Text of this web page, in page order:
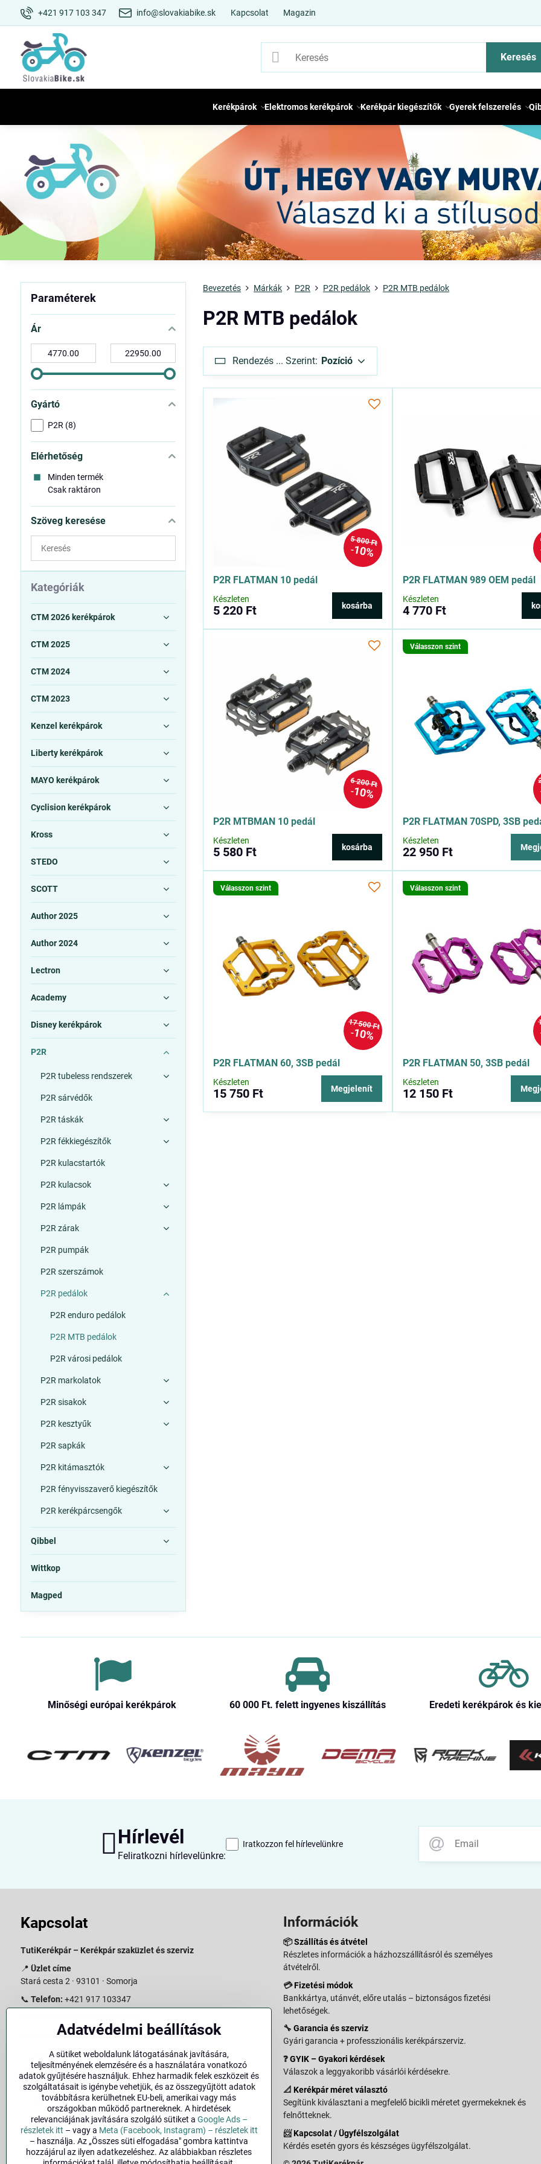
+421 917 103 347 info@slovakiabike.sk Kapcsolat Magazin
Keresés
Kerékpárok Elektromos kerékpárok Kerékpár kiegészítők Gyerek felszerelés
Bevezetés Márkák P2R P2R pedálok P2R MTB pedálok
P2R MTB pedálok
Rendezés ... Szerint: Pozíció
5 800 Ft
10%
P2R FLATMAN 10 pedál
Készleten
5 220 Ft kosárba
P2R FLATMAN 989 OEM pedál
Készleten
4 770 Ft
6 200 Ft
10%
P2R MTBMAN 10 pedál
Készleten
5 580 Ft kosárba
Válasszon szint
P2R FLATMAN 70SPD, 3SB
Készleten
22 950 Ft
17 500 Ft
10%
Válasszon szint
P2R FLATMAN 60, 3SB pedál
Készleten
15 750 Ft Megjelenít
Válasszon szint
P2R FLATMAN 50, 3SB pedál
Készleten
12 150 Ft
Paraméterek
Ár
tól:
ig:
Gyártó
P2R (8)
Elérhetőség
Minden termék
Csak raktáron
Szöveg keresése
szűrési
eredmények
teljes
szövegben
Kategóriák
CTM 2026 kerékpárok
CTM 2025
CTM 2024
CTM 2023
Kenzel kerékpárok
Liberty kerékpárok
MAYO kerékpárok
Cyclision kerékpárok
Kross
STEDO
SCOTT
Author 2025
Author 2024
Lectron
Academy
Disney kerékpárok
P2R
P2R tubeless rendszerek
P2R sárvédők
P2R táskák
P2R fékkiegészítők
P2R kulacstartók
P2R kulacsok
P2R lámpák
P2R zárak
P2R pumpák
P2R szerszámok
P2R pedálok
P2R enduro pedálok
P2R MTB pedálok
P2R városi pedálok
P2R markolatok
P2R sisakok
P2R kesztyűk
P2R sapkák
P2R kitámasztók
P2R fényvisszaverő kiegészítők
P2R kerékpárcsengők
Qibbel
Wittkop
Magped
Minőségi európai kerékpárok 60 000 Ft​. felett ingyenes kiszállítás Eredeti kerékpárok és
Hírlevél
Feliratkozni hírlevelünkre:
Iratkozzon fel hírlevelünkre
Kapcsolat
TutiKerékpár – Kerékpár szaküzlet és szerviz
📍 Üzlet címe
Stará cesta 2 · 93101 · Somorja
📞 Telefon: +421 917 103347
Nyitvatartás:
Hétfő–Péntek: 09:00–15:00
Szombat: 09:00–11:00
Vasárnap: Zárva
Bolt megtekintése a térképen(Google Maps link)
Információk
📦Szállítás és átvétel
Részletes információk a házhozszállításról és személyes
átvételről.
💳Fizetési módok
Bankkártya, utánvét, előre utalás – biztonságos fizetési
lehetőségek.
🔧 Garancia és szerviz
Gyári garancia + professzionális kerékpárszerviz.
❓GYIK – Gyakori kérdések
Válaszok a leggyakoribb vásárlói kérdésekre.
📐 Kerékpár méret választó
Segítünk kiválasztani a megfelelő bicikli méretet gyermekeknek és
felnőtteknek.
📨Kapcsolat / Ügyfélszolgálat
Kérdés esetén gyors és készséges ügyfélszolgálat.
Adatvédelmi beállítások
A sütiket weboldalunk látogatásának javítására,
teljesítményének elemzésére és a használatára vonatkozó
adatok gyűjtésére használjuk. Ehhez harmadik felek eszközeit és
szolgáltatásait is igénybe vehetjük, és az összegyűjtött adatok
továbbításra kerülhetnek EU-beli, amerikai vagy más
országokban működő partnereknek. A hirdetések
relevanciájának javítására szolgáló sütiket a Google Ads –
részletek itt – vagy a Meta (Facebook, Instagram) – részletek itt
– használja. Az „Összes süti elfogadása" gombra kattintva
hozzájárul az ilyen adatkezeléshez. Az alábbiakban részletes